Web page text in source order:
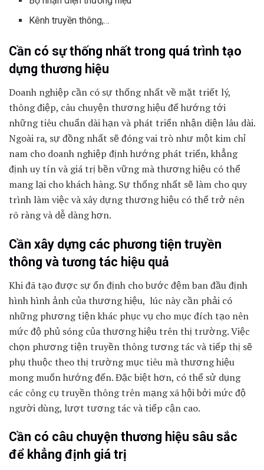
Kênh truyền thông,…
Cần có sự thống nhất trong quá trình tạo
dựng thương hiệu
Doanh nghiệp cần có sự thống nhất về mặt triết lý,
thông điệp, câu chuyện thương hiệu để hướng tới
những tiêu chuẩn dài hạn và phát triển nhận diện lâu dài.
Ngoài ra, sự đồng nhất sẽ đóng vai trò như một kim chỉ
nam cho doanh nghiệp định hướng phát triển, khẳng
định uy tín và giá trị bền vững mà thương hiệu có thể
mang lại cho khách hàng. Sự thống nhất sẽ làm cho quy
trình làm việc và xây dựng thương hiệu có thể trở nên
rõ ràng và dễ dàng hơn.
Cần xây dựng các phương tiện truyền
thông và tương tác hiệu quả
Khi đã tạo được sự ổn định cho bước đệm ban đầu định
hình hình ảnh của thương hiệu, lúc này cần phải có
những phương tiện khác phục vụ cho mục đích tạo nên
mức độ phủ sóng của thương hiệu trên thị trường. Việc
chọn phương tiện truyền thông tương tác và tiếp thị sẽ
phụ thuộc theo thị trường mục tiêu mà thương hiệu
mong muốn hướng đến. Đặc biệt hơn, có thể sử dụng
các công cụ truyền thông trên mạng xã hội bởi mức độ
người dùng, lượt tương tác và tiếp cận cao.
Cần có câu chuyện thương hiệu sâu sắc
để khẳng định giá trị